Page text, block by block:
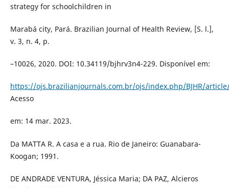
strategy for schoolchildren in
Marabá city, Pará. Brazilian Journal of Health Review, [S. l.],
v. 3, n. 4, p.
–10026, 2020. DOI: 10.34119/bjhrv3n4-229. Disponível em:
https://ojs.brazilianjournals.com.br/ojs/index.php/BJHR/
Acesso
em: 14 mar. 2023.
Da MATTA R. A casa e a rua. Rio de Janeiro: Guanabara-
Koogan; 1991.
DE ANDRADE VENTURA, Jéssica Maria; DA PAZ, Alcieros